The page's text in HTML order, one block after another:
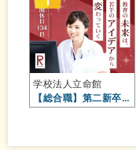
学校法人立命館
【総合職】第二新卒募集開始！学校運…